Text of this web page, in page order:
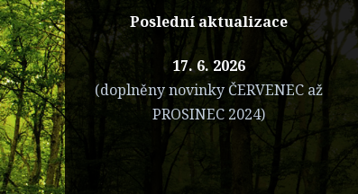
Poslední aktualizace
17. 6. 2026
(doplněny novinky ČERVENEC až
PROSINEC 2024)